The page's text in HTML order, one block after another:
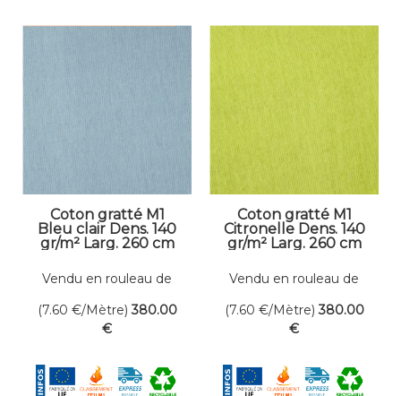
Coton gratté M1
Bleu clair Dens. 140
gr/m² Larg. 260 cm
Vendu en rouleau de
(7.60 €/Mètre) 380.00
€
Coton gratté M1
Citronelle Dens. 140
gr/m² Larg. 260 cm
Vendu en rouleau de
(7.60 €/Mètre) 380.00
€